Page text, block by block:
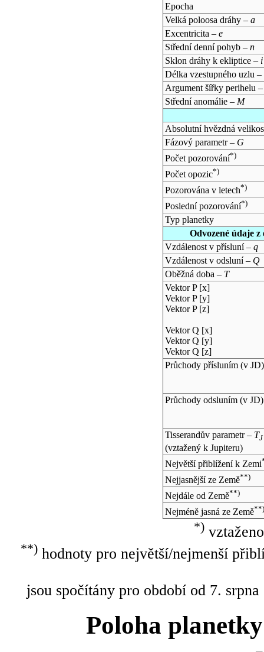
Epocha
Velká poloosa dráhy – a
Excentricita – e
Střední denní pohyb – n
Sklon dráhy k ekliptice – i
Délka vzestupného uzlu –
Argument šířky perihelu
Střední anomálie – M
Absolutní hvězdná
Fázový parametr – G
Počet pozorování*)
Počet opozic*)
Pozorována v letech*)
Poslední pozorování*)
Typ planetky
Odvozené údaje
Vzdálenost v přísluní – q
Vzdálenost v odsluní – Q
Oběžná doba – T
Vektor P [x]
Vektor P [y]
Vektor P [z]
Vektor Q [x]
Vektor Q [y]
Vektor Q [z]
Průchody přísluním (v JD)
Průchody odsluním (v JD)
Tisserandův parametr – TJ
(vztažený k Jupiteru)
Největší přiblížení k Zemi
Nejjasnější ze Země**)
Nejdále od Země**)
Nejméně jasná ze Země**)
*)
**)hodnoty pro největší/nejmenší
jsou spočítány pro období od 7.
Poloha